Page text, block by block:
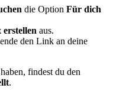
die Option Für dich
erstellen aus.
den Link an deine
findest du den
.